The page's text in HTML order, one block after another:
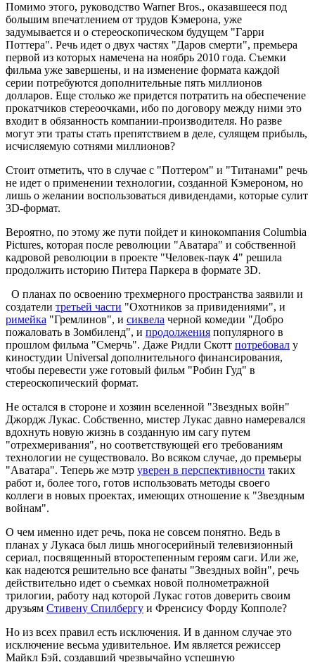
Помимо этого, руководство Warner Bros., оказавшееся под
большим впечатлением от трудов Кэмерона, уже
задумывается и о стереоскопическом будущем "Гарри
Поттера". Речь идет о двух частях "Даров смерти", премьера
первой из которых намечена на ноябрь 2010 года. Съемки
фильма уже завершены, и на изменение формата каждой
серии потребуются дополнительные пять миллионов
долларов. Еще столько же придется потратить на обеспечение
прокатчиков стереоочками, ибо по договору между ними это
входит в обязанность компании-производителя. Но разве
могут эти траты стать препятствием в деле, сулящем прибыль,
исчисляемую сотнями миллионов?
Стоит отметить, что в случае с "Поттером" и "Титанами" речь
не идет о применении технологии, созданной Кэмероном, но
лишь о желании воспользоваться дивидендами, которые сулит
3D-формат.
Вероятно, по этому же пути пойдет и кинокомпания Columbia
Pictures, которая после революции "Аватара" и собственной
кадровой революции в проекте "Человек-паук 4" решила
продолжить историю Питера Паркера в формате 3D.
О планах по освоению трехмерного пространства заявили и
создатели третьей части "Охотников за привидениями", и
римейка "Гремлинов", и сиквела черной комедии "Добро
пожаловать в Зомбиленд", и продолжения популярного в
прошлом фильма "Смерчь". Даже Ридли Скотт потребовал у
киностудии Universal дополнительного финансирования,
чтобы перевести уже готовый фильм "Робин Гуд" в
стереоскопический формат.
Не остался в стороне и хозяин вселенной "Звездных войн"
Джордж Лукас. Собственно, мистер Лукас давно намеревался
вдохнуть новую жизнь в созданную им сагу путем
"отрехмеривания", но соответствующей его требованиям
технологии не существовало. Во всяком случае, до премьеры
"Аватара". Теперь же мэтр уверен в перспективности таких
работ и, более того, готов использовать методы своего
коллеги в новых проектах, имеющих отношение к "Звездным
войнам".
О чем именно идет речь, пока не совсем понятно. Ведь в
планах у Лукаса был лишь многосерийный телевизионный
сериал, посвященный второстепенным героям саги. Или же,
как надеются решительно все фанаты "Звездных войн", речь
действительно идет о съемках новой полнометражной
трилогии, работу над которой Лукас готов доверить своим
друзьям Стивену Спилбергу и Френсису Форду Копполе?
Но из всех правил есть исключения. И в данном случае это
исключение весьма удивительное. Им является режиссер
Майкл Бэй, создавший чрезвычайно успешную